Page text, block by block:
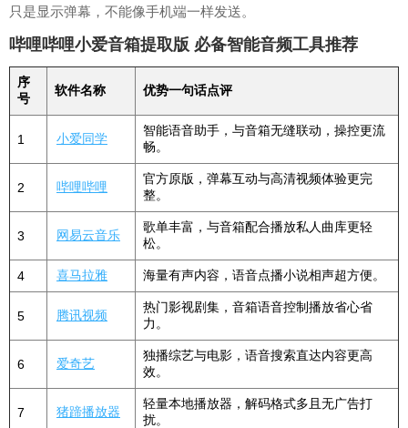
只是显示弹幕，不能像手机端一样发送。
哔哩哔哩小爱音箱提取版 必备智能音频工具推荐
序
号
软件名称 优势一句话点评
1 小爱同学
智能语音助手，与音箱无缝联动，操控更流
畅。
2 哔哩哔哩
官方原版，弹幕互动与高清视频体验更完
整。
3 网易云音乐
歌单丰富，与音箱配合播放私人曲库更轻
松。
4 喜马拉雅 海量有声内容，语音点播小说相声超方便。
5 腾讯视频
热门影视剧集，音箱语音控制播放省心省
力。
6 爱奇艺
独播综艺与电影，语音搜索直达内容更高
效。
7 猪蹄播放器
轻量本地播放器，解码格式多且无广告打
扰。